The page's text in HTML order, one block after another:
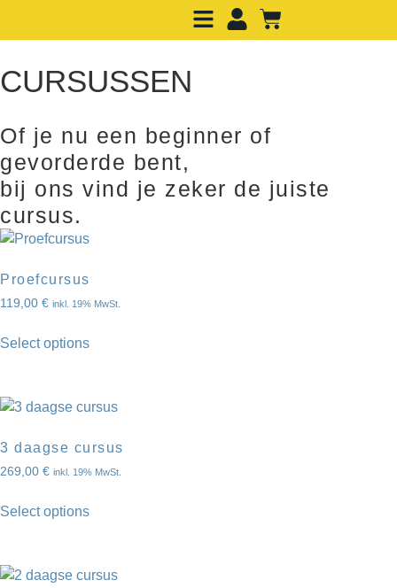
CURSUSSEN
Of je nu een beginner of
gevorderde bent,
bij ons vind je zeker de juiste
cursus.
Proefcursus
119,00 € inkl. 19% MwSt.
Select options
3 daagse cursus
269,00 € inkl. 19% MwSt.
Select options